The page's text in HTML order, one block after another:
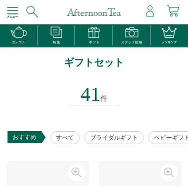
ギフトセット
41件
おすすめ すべて ブライダルギフト ベビーギフト